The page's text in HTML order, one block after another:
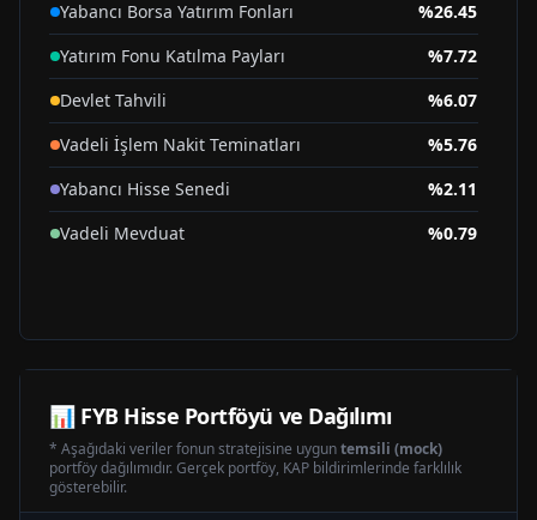
Yabancı Borsa Yatırım Fonları %26.45
Yatırım Fonu Katılma Payları
%7.72
Devlet Tahvili
%6.07
Vadeli İşlem Nakit Teminatları
%5.76
Yabancı Hisse Senedi
%2.11
Vadeli Mevduat
%0.79
📊 FYBHisse Portföyü ve Dağılımı
* Aşağıdaki veriler fonun stratejisine uyguntemsili (mock)
portföy dağılımıdır. Gerçek portföy, KAP bildirimlerinde farklılık
gösterebilir.